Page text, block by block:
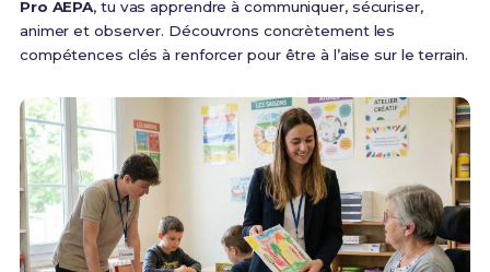
Pro AEPA, tu vas apprendre à communiquer, sécuriser,
animer et observer. Découvrons concrètement les
compétences clés à renforcer pour être à l’aise sur le terrain.